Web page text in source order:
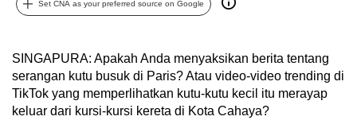
Set CNA as your preferred source on Google
SINGAPURA: Apakah Anda menyaksikan berita tentang
serangan kutu busuk di Paris? Atau video-video trending di
TikTok yang memperlihatkan kutu-kutu kecil itu merayap
keluar dari kursi-kursi kereta di Kota Cahaya?
can
be.
To
continue,